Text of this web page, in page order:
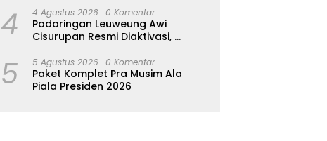
4 4 Agustus 2026 0 Komentar
Padaringan Leuweung Awi
Cisurupan Resmi Diaktivasi,
Pemberdayaan Warga
5 5 Agustus 2026 0 Komentar
Paket Komplet Pra Musim Ala
Piala Presiden 2026